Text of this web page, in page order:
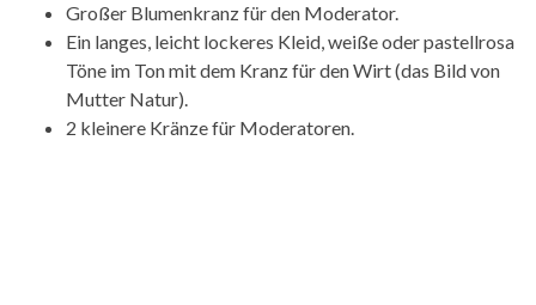
Großer Blumenkranz für den Moderator.
Ein langes, leicht lockeres Kleid, weiße oder pastellrosa
Töne im Ton mit dem Kranz für den Wirt (das Bild von
Mutter Natur).
2 kleinere Kränze für Moderatoren.